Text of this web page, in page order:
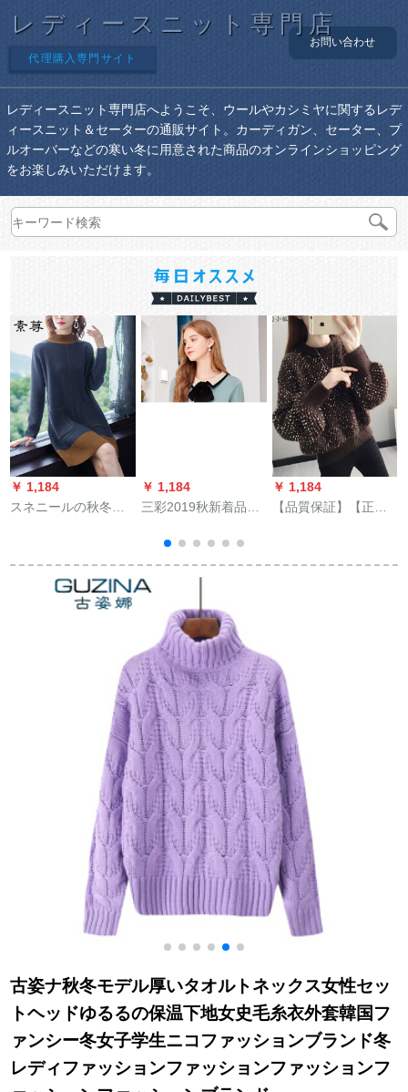
レディースニット専門店
代理購入専門サイト
お問い合わせ
レディースニット専門店へようこそ、ウールやカシミヤに関するレデ
ィースニット＆セーターの通販サイト。カーディガン、セーター、プ
ルオーバーなどの寒い冬に用意された商品のオンラインショッピング
をお楽しみいただけます。
￥ 1,184
スネニールの秋冬服
セ-タ-レンナ-ユイの
着着着回洋ガスのス
カ-トの太阳过潮墨绿
￥ 1,184
三彩2019秋新着品
を折り襟にしまし
た。ジット・ディッ
プ・ショルダー。ト
ースターのコートの
女性青緑は12.5 M/80
で予約しました。
￥ 1,184
【品質保証】【正規
トール韓国フューチ
あります。
古姿ナ秋冬モデル厚いタオルトネックス女性セッ
トヘッドゆるるの保温下地女史毛糸衣外套韓国フ
ァンシー冬女子学生ニコファッションブランド冬
レディファッションファッションファッションフ